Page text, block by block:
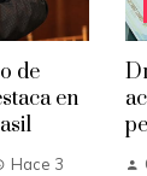
de
en
Hace 3